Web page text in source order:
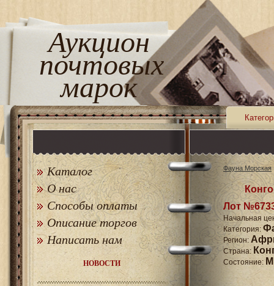
Аукцион
почтовых
марок
Каталог
О нас
Способы оплаты
Описание торгов
Написать нам
НОВОСТИ
Фауна Морская
Лот
Начальная
Категория:
Регион:
Страна:
Состояние: